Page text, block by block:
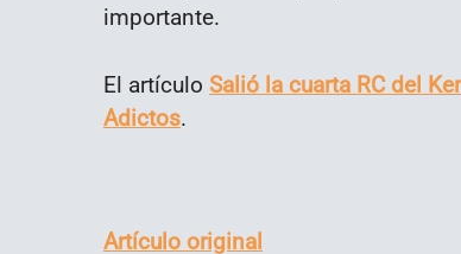
importante.
El artículo Salió la cuarta RC del
Adictos.
Artículo original